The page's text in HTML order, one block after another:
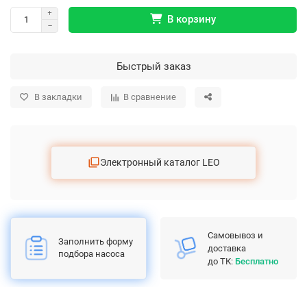
В корзину
Быстрый заказ
В закладки В сравнение
Электронный каталог LEO
Заполнить форму
подбора насоса
Самовывоз и
доставка
до ТК: Бесплатно